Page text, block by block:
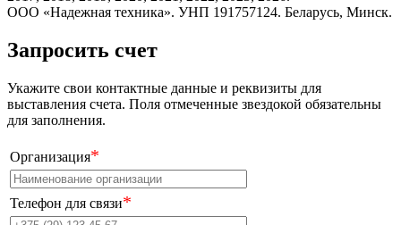
ООО «Надежная техника». УНП 191757124. Беларусь, Минск.
Запросить счет
Укажите свои контактные данные и реквизиты для
выставления счета. Поля отмеченные звездокой обязательны
для заполнения.
Организация*
Телефон для связи*